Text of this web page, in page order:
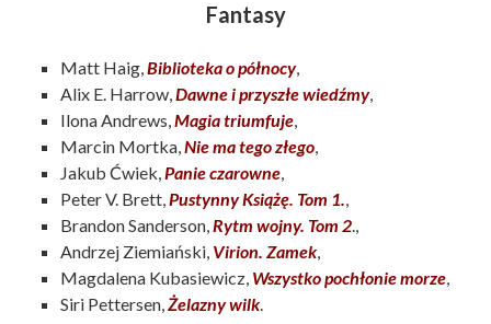
Fantasy
Matt Haig,Biblioteka o północy,
Alix E. Harrow,Dawne i przyszłe wiedźmy,
Ilona Andrews,Magia triumfuje,
Marcin Mortka,Nie ma tego złego,
Jakub Ćwiek,Panie czarowne,
Peter V. Brett,Pustynny Książę. Tom 1.,
Brandon Sanderson,Rytm wojny. Tom 2.,
Andrzej Ziemiański, Virion. Zamek,
Magdalena Kubasiewicz, Wszystko pochłonie morze,
Siri Pettersen,Żelazny wilk.